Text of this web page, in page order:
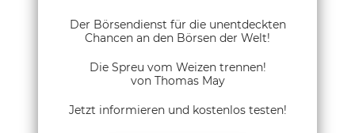
Der Börsendienst für die unentdeckten
Chancen an den Börsen der Welt!
Die Spreu vom Weizen trennen!
von Thomas May
Jetzt informieren und kostenlos testen!